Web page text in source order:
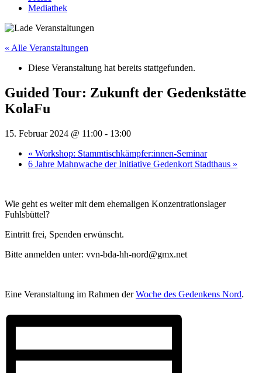
Mediathek
« Alle Veranstaltungen
Diese Veranstaltung hat bereits stattgefunden.
Guided Tour: Zukunft der Gedenkstätte
KolaFu
15. Februar 2024 @ 11:00 - 13:00
« Workshop: Stammtischkämpfer:innen-Seminar
6 Jahre Mahnwache der Initiative Gedenkort Stadthaus »
Wie geht es weiter mit dem ehemaligen Konzentrationslager
Fuhlsbüttel?
Eintritt frei, Spenden erwünscht.
Bitte anmelden unter: vvn-bda-hh-nord@gmx.net
Eine Veranstaltung im Rahmen derWoche des Gedenkens Nord.